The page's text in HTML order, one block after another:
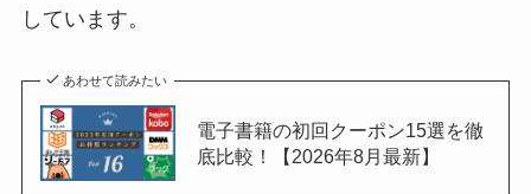
しています。
あわせて読みたい
電子書籍の初回クーポン15選を徹
底比較！【2026年8月最新】